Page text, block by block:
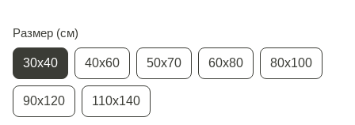
Размер (см)
30х40 40х60 50х70 60х80 80х100
90х120 110х140